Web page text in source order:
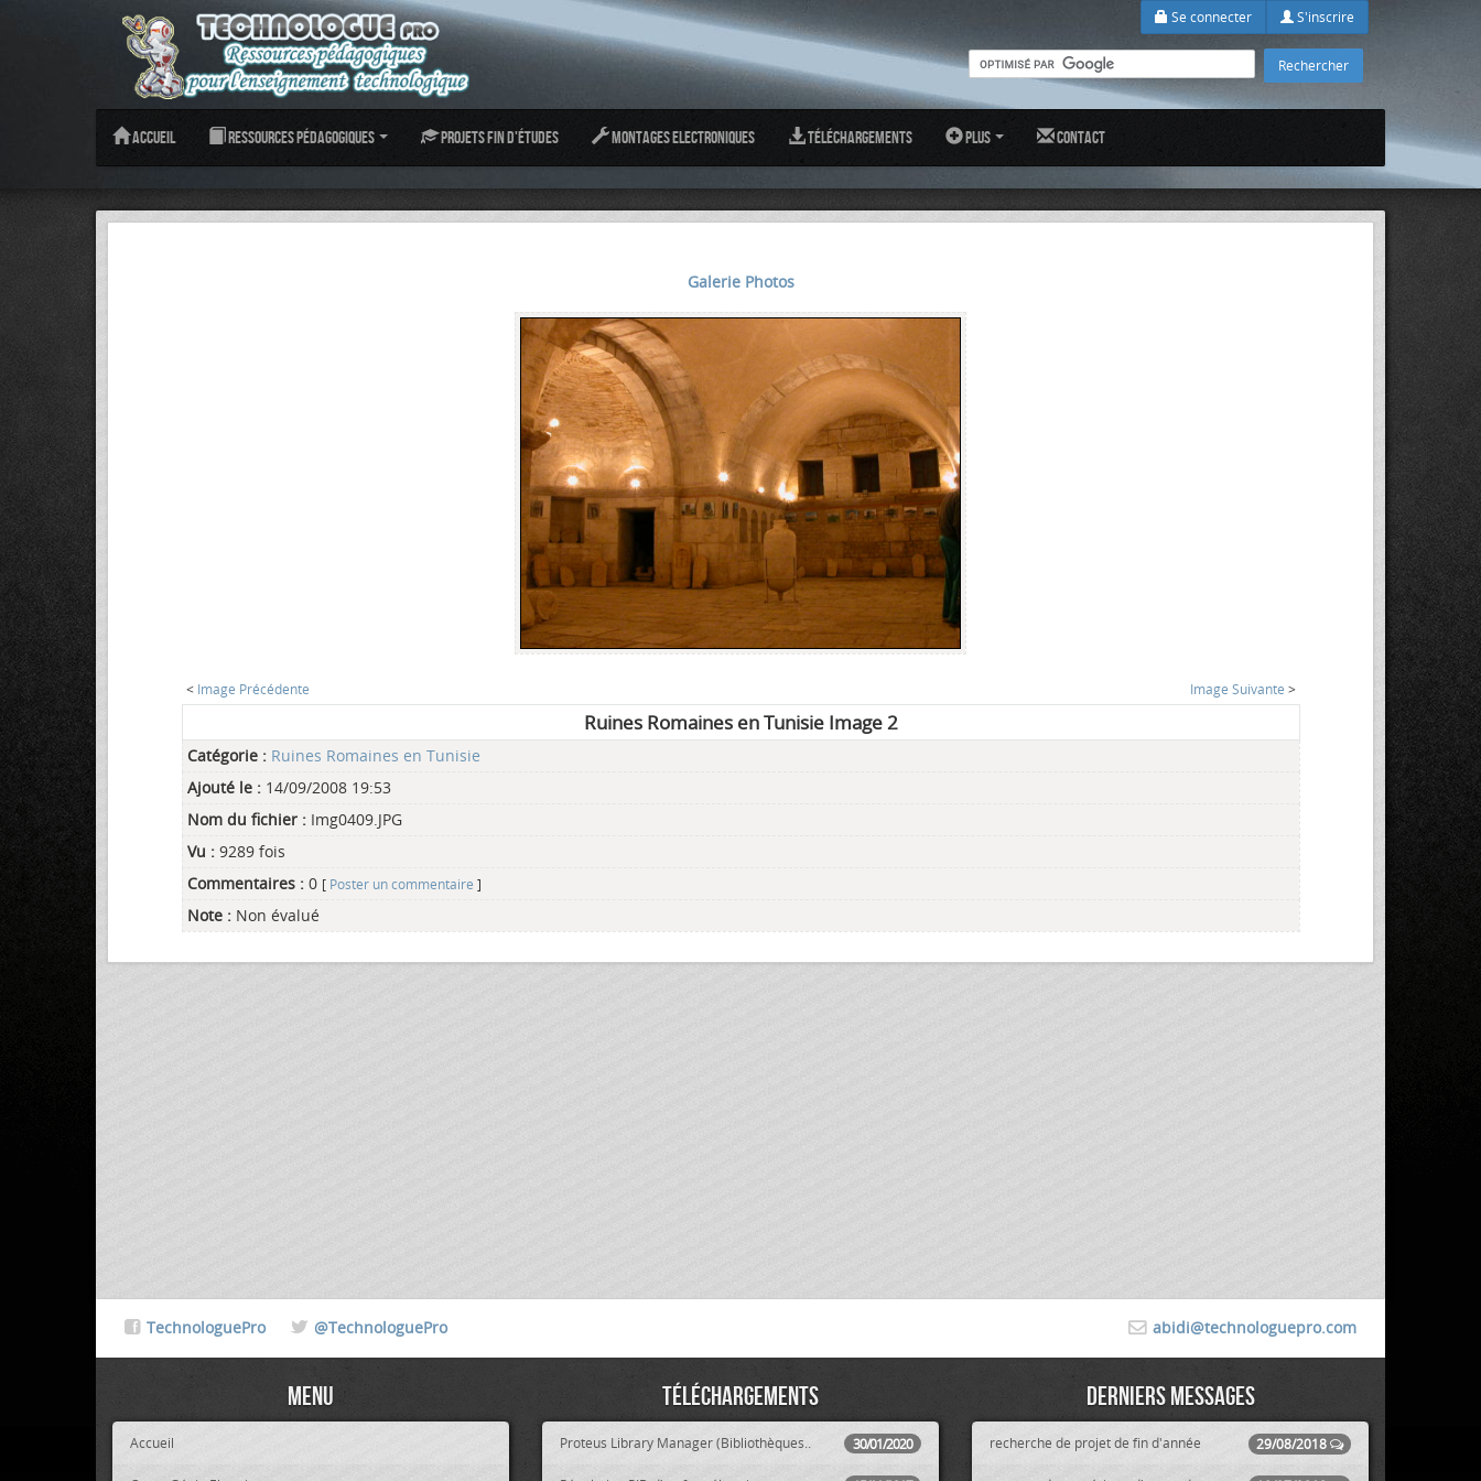
Se connecter S'inscrire
Accueil Ressources pédagogiques Projets fin d'études Montages Electroniques Téléchargements Plus Contact
Galerie Photos
< Image Précédente Image Suivante >
Ruines Romaines en Tunisie Image 2
Catégorie : Ruines Romaines en Tunisie
Ajouté le :14/09/2008 19:53
Nom du fichier :Img0409.JPG
Vu :9289 fois
Commentaires :0 [ Poster un commentaire ]
Note :Non évalué
abidi@technologuepro.com
TechnologuePro @TechnologuePro
Menu
Accueil
Téléchargements
30/01/2020
Proteus Library Manager (Bibliothèques..
Derniers messages
29/08/2018
recherche de projet de fin d'année